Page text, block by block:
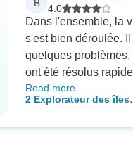
4.0
Dans l'ensemble, la
s'est bien déroulée. Il
quelques problèmes,
ont été résolus
visite premium devrait
des chambres
Read more
2 Explorateur des îles
Premium